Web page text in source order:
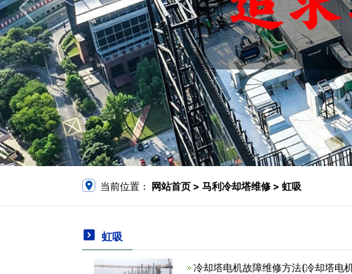
当前位置： 网站首页 > 马利冷却塔维修 > 虹吸
虹吸
冷却塔电机故障维修方法(冷却塔电